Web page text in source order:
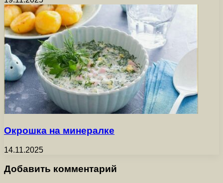
Окрошка на минералке
14.11.2025
Добавить комментарий